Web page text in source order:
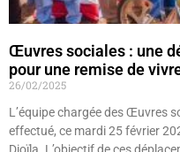
Œuvres sociales : une
pour une remise de
26/02/2025
L’équipe chargée des Œuvres
effectué, ce mardi 25 février
Dioïla. L’objectif de ces